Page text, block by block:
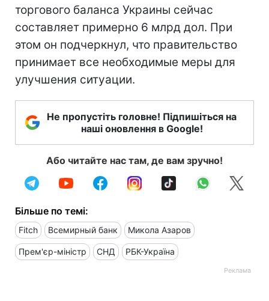
торгового баланса Украины сейчас
составляет примерно 6 млрд дол. При
этом он подчеркнул, что правительство
принимает все необходимые меры для
улучшения ситуации.
Не пропустіть головне! Підпишіться на
наші оновлення в Google!
Або читайте нас там, де вам зручно!
Більше по темі:
Fitch Всемирный банк Микола Азаров
Прем'єр-міністр СНД РБК-Україна